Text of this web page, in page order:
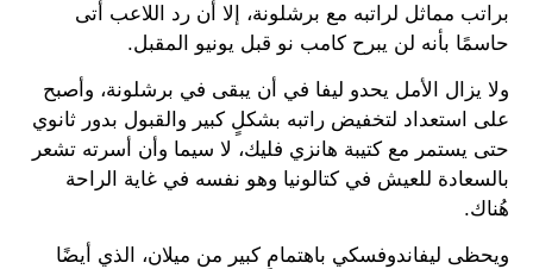
براتب مماثل لراتبه مع برشلونة، إلا أن رد اللاعب أتى
حاسمًا بأنه لن يبرح كامب نو قبل يونيو المقبل.
ولا يزال الأمل يحدو ليفا في أن يبقى في برشلونة، وأصبح
على استعداد لتخفيض راتبه بشكلٍ كبير والقبول بدور ثانوي
حتى يستمر مع كتيبة هانزي فليك، لا سيما وأن أسرته تشعر
بالسعادة للعيش في كتالونيا وهو نفسه في غاية الراحة
هُناك.
ويحظى ليفاندوفسكي باهتمامٍ كبير من ميلان، الذي أيضًا